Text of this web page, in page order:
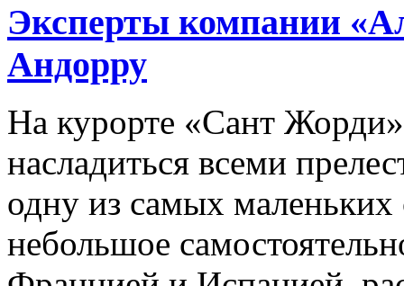
Эксперты компании
Андорру
На курорте «Сант
насладиться всеми
одну из самых
небольшое